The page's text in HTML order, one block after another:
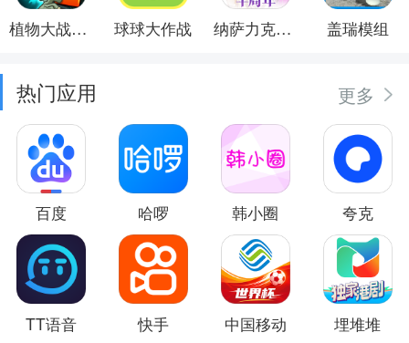
植物大战僵尸2 球球大作战 纳萨力克之王 盖瑞模组
热门应用 更多
百度 哈啰 韩小圈 夸克
TT语音 快手 中国移动 埋堆堆